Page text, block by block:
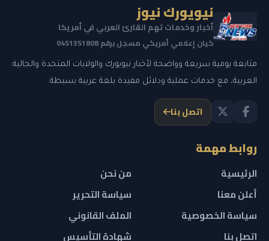
نيويورك نيوز
أخبار وخدمات تهم القارئ العربي في أمريكا
كيان إعلامي أمريكي مسجل برقم 0451351808
متابعة يومية سريعة وواضحة لأخبار نيويورك والولايات المتحدة والجالية
العربية، مع خدمات عملية ودلائل مفيدة بلغة عربية بسيطة.
اتصل بنا
روابط مهمة
الرئيسية
من نحن
أعلن معنا
سياسة التحرير
سياسة الخصوصية
الملف القانوني
اتصل بنا
شهادة التأسيس